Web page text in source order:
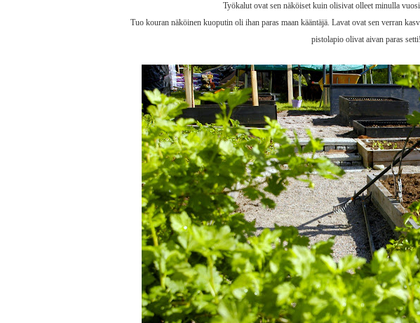
Työkalut ovat sen näköiset kuin olisivat olleet minulla
Tuo kouran näköinen kuoputin oli ihan paras maan kääntäjä. Lavat ovat sen verran
pistolapio olivat aivan paras setti!